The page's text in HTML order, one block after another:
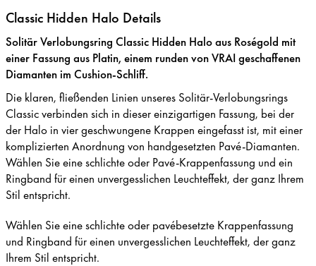
Classic Hidden Halo Details
Solitär Verlobungsring Classic Hidden Halo aus Roségold mit
einer Fassung aus Platin, einem runden von VRAI geschaffenen
Diamanten im Cushion-Schliff.
Die klaren, fließenden Linien unseres Solitär-Verlobungsrings
Classic verbinden sich in dieser einzigartigen Fassung, bei der
der Halo in vier geschwungene Krappen eingefasst ist, mit einer
komplizierten Anordnung von handgesetzten Pavé-Diamanten.
Wählen Sie eine schlichte oder Pavé-Krappenfassung und ein
Ringband für einen unvergesslichen Leuchteffekt, der ganz Ihrem
Stil entspricht.
Wählen Sie eine schlichte oder pavébesetzte Krappenfassung
und Ringband für einen unvergesslichen Leuchteffekt, der ganz
Ihrem Stil entspricht.